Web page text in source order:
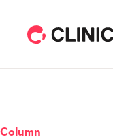
Column